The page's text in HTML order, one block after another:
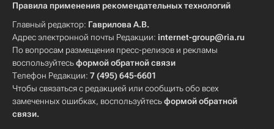
Правила применения рекомендательных технологий
Главный редактор: Гаврилова А.В.
Адрес электронной почты Редакции: internet-group@ria.ru
По вопросам размещения пресс-релизов и рекламы
воспользуйтесьформой обратной связи
Телефон Редакции: 7 (495) 645-6601
Чтобы связаться с редакцией или сообщить обо всех
замеченных ошибках, воспользуйтесьформой обратной
связи.